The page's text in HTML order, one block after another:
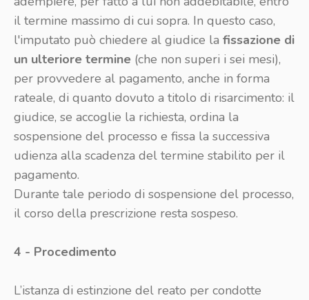
il termine massimo di cui sopra. In questo caso,
l'imputato può chiedere al giudice la fissazione di
un ulteriore termine (che non superi i sei mesi),
per provvedere al pagamento, anche in forma
rateale, di quanto dovuto a titolo di risarcimento: il
giudice, se accoglie la richiesta, ordina la
sospensione del processo e fissa la successiva
udienza alla scadenza del termine stabilito per il
pagamento.
Durante tale periodo di sospensione del processo,
il corso della prescrizione resta sospeso.
4 - Procedimento
L’istanza di estinzione del reato per condotte